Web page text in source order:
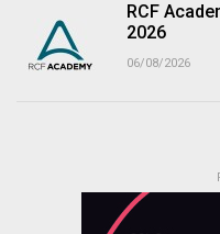
RCF
2026
06/08/2026